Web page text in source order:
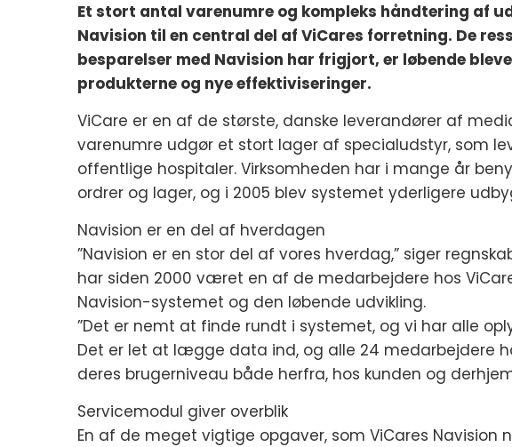
Et stort antal varenumre og kompleks håndtering af
Navision til en central del af ViCares forretning. De
besparelser med Navision har frigjort, er løbende
produkterne og nye effektiviseringer.
ViCare er en af de største, danske leverandører af
varenumre udgør et stort lager af specialudstyr, som
offentlige hospitaler. Virksomheden har i mange år
ordrer og lager, og i 2005 blev systemet yderligere
Navision er en del af hverdagen
”Navision er en stor del af vores hverdag,” siger
har siden 2000 været en af de medarbejdere hos
Navision-systemet og den løbende udvikling.
”Det er nemt at finde rundt i systemet, og vi har alle
Det er let at lægge data ind, og alle 24 medarbejdere
deres brugerniveau både herfra, hos kunden og
Servicemodul giver overblik
En af de meget vigtige opgaver, som ViCares Navision